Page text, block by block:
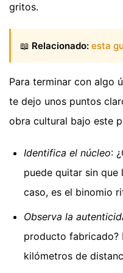
gritos.
📖 Relacionado: esta
Para terminar con algo
te dejo unos puntos
obra cultural bajo este
Identifica el núcleo:
puede quitar sin que
caso, es el binomio
Observa la
producto fabricado?
kilómetros de